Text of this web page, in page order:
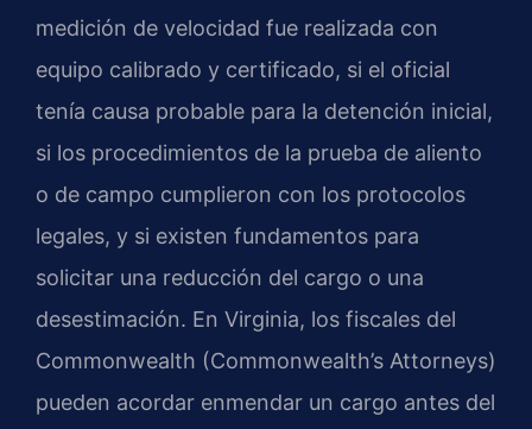
medición de velocidad fue realizada con
equipo calibrado y certificado, si el oficial
tenía causa probable para la detención inicial,
si los procedimientos de la prueba de aliento
o de campo cumplieron con los protocolos
legales, y si existen fundamentos para
solicitar una reducción del cargo o una
desestimación. En Virginia, los fiscales del
Commonwealth (Commonwealth’s Attorneys)
pueden acordar enmendar un cargo antes del